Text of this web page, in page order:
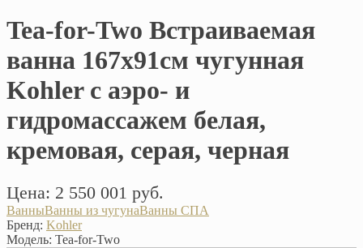
Tea-for-Two Встраиваемая
ванна 167х91см чугунная
Kohler с аэро- и
гидромассажем белая,
кремовая, серая, черная
Цена: 2 550 001 руб.
ВанныВанны из чугунаВанны СПА
Бренд: Kohler
Модель: Tea-for-Two